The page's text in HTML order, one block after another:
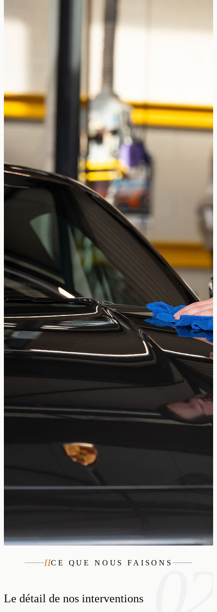
IICE QUE NOUS FAISONS
Le détail de nos interventions